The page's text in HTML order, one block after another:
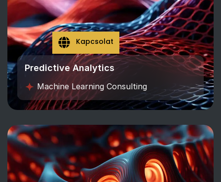
Predictive Analytics
Machine Learning Consulting
Kapcsolat